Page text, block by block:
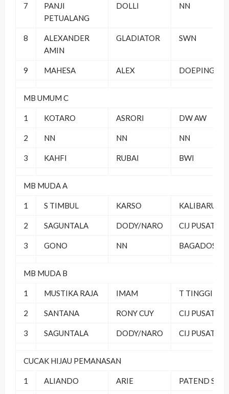
7
PANJI
PETUALANG
DOLLI NN
8
ALEXANDER
AMIN
GLADIATOR SWN
9 MAHESA ALEX DOEPING SF
MB UMUM C
1 KOTARO ASRORI DW AW
2 NN NN NN
3 KAHFI RUBAI BWI
MB MUDA A
1 S TIMBUL KARSO KALIBARU
2 SAGUNTALA DODY/NARO CIJ PUSAT
3 GONO NN BAGADOSS
MB MUDA B
1 MUSTIKA RAJA IMAM T TINGGI
2 SANTANA RONY CUY CIJ PUSAT
3 SAGUNTALA DODY/NARO CIJ PUSAT
CUCAK HIJAU PEMANASAN
1 ALIANDO ARIE PATEND SF